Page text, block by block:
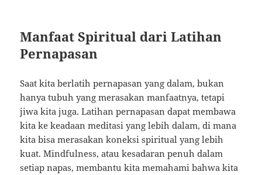
Manfaat Spiritual dari Latihan
Pernapasan
Saat kita berlatih pernapasan yang dalam, bukan
hanya tubuh yang merasakan manfaatnya, tetapi
jiwa kita juga. Latihan pernapasan dapat membawa
kita ke keadaan meditasi yang lebih dalam, di mana
kita bisa merasakan koneksi spiritual yang lebih
kuat. Mindfulness, atau kesadaran penuh dalam
setiap napas, membantu kita memahami bahwa kita